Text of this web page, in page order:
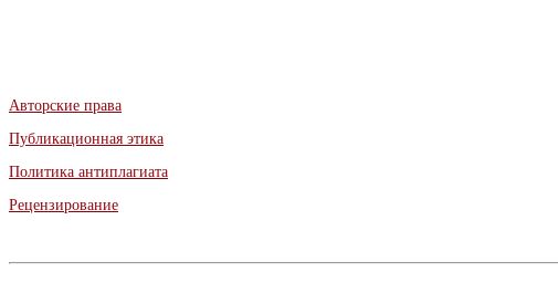
Авторские права
Публикационная этика
Политика антиплагиата
Рецензирование